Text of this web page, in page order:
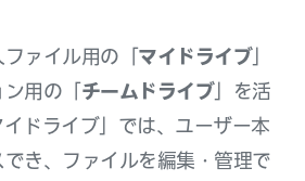
ァイル用の「 マイドライブ」
用の「 チームドライブ」を活
イドライブ」では、ユーザー本
でき、ファイルを編集・管理で